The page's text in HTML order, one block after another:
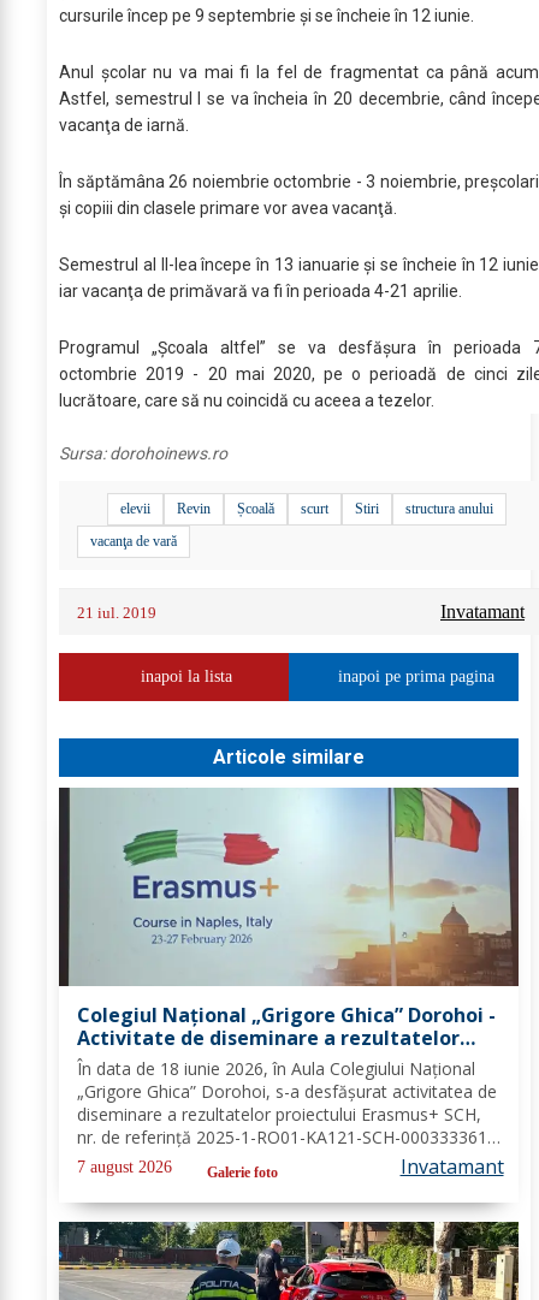
cursurile încep pe 9 septembrie şi se încheie în 12 iunie.
Anul şcolar nu va mai fi la fel de fragmentat ca până
Astfel, semestrul I se va încheia în 20 decembrie, când
vacanţa de iarnă.
În săptămâna 26 noiembrie octombrie - 3 noiembrie,
şi copiii din clasele primare vor avea vacanţă.
Semestrul al II-lea începe în 13 ianuarie şi se încheie în 12
iar vacanţa de primăvară va fi în perioada 4-21 aprilie.
Programul „Şcoala altfel” se va desfăşura în perioada
octombrie 2019 - 20 mai 2020, pe o perioadă de cinci
lucrătoare, care să nu coincidă cu aceea a tezelor.
Sursa:dorohoinews.ro
elevii Revin Școală scurt Stiri
structura anului
vacanţa de vară
21 iul. 2019 Invatamant
inapoi la lista inapoi pe prima pagina
Articole similare
Colegiul Național „Grigore Ghica” Dorohoi -
Activitate de diseminare a rezultatelor
proiectului Erasmus+ SCH, 2025-1-RO01-
KA121-SCH-000333361
În data de 18 iunie 2026, în Aula Colegiului Național
„Grigore Ghica” Dorohoi, s-a desfășurat activitatea de
diseminare a rezultatelor proiectului Erasmus+ SCH,
nr. de referință 2025-1-RO01-KA121-SCH-000333361,
organizată de contabilul-șef, doamna Hrab Cristina, și
secretarul unității, doamna Alexa...
7 august 2026 Galerie foto Invatamant